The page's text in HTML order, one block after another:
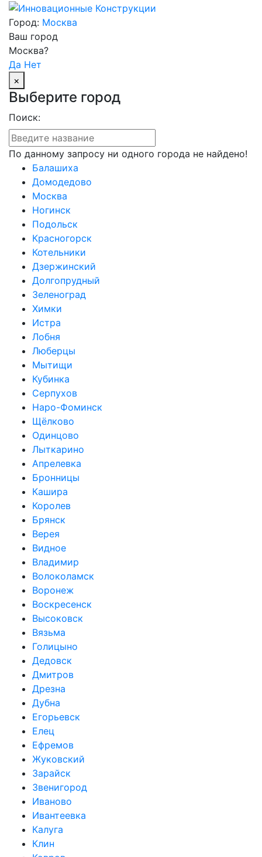
Город: Москва
Ваш город
Москва?
Да Нет
×
Выберите город
Поиск:
По данному запросу ни одного города не найдено!
Балашиха
Домодедово
Москва
Ногинск
Подольск
Красногорск
Котельники
Дзержинский
Долгопрудный
Зеленоград
Химки
Истра
Лобня
Люберцы
Мытищи
Кубинка
Серпухов
Наро-Фоминск
Щёлково
Одинцово
Лыткарино
Апрелевка
Бронницы
Кашира
Королев
Брянск
Верея
Видное
Владимир
Волоколамск
Воронеж
Воскресенск
Высоковск
Вязьма
Голицыно
Дедовск
Дмитров
Дрезна
Дубна
Егорьевск
Елец
Ефремов
Жуковский
Зарайск
Звенигород
Иваново
Ивантеевка
Калуга
Клин